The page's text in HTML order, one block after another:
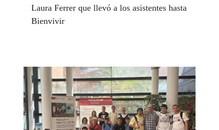
Laura Ferrer que llevó a los asistentes hasta
Bienvivir